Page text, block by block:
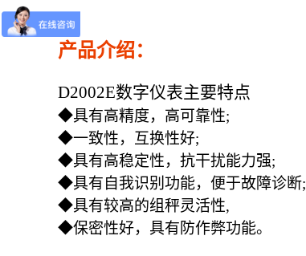
产品介绍：
D2002E数字仪表主要特点
◆具有高精度，高可靠性;
◆一致性，互换性好;
◆具有高稳定性，抗干扰能力强;
◆具有自我识别功能，便于故障诊断;
◆具有较高的组秤灵活性,
◆保密性好，具有防作弊功能。